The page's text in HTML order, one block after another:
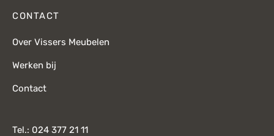
CONTACT
Over Vissers Meubelen
Werken bij
Contact
Tel.: 024 377 21 11